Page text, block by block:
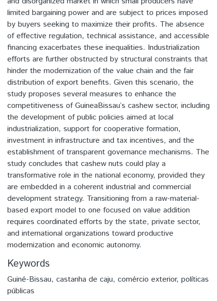
limited bargaining power and are subject to prices imposed
by buyers seeking to maximize their profits. The absence
of effective regulation, technical assistance, and accessible
financing exacerbates these inequalities. Industrialization
efforts are further obstructed by structural constraints that
hinder the modernization of the value chain and the fair
distribution of export benefits. Given this scenario, the
study proposes several measures to enhance the
competitiveness of GuineaBissau’s cashew sector, including
the development of public policies aimed at local
industrialization, support for cooperative formation,
investment in infrastructure and tax incentives, and the
establishment of transparent governance mechanisms. The
study concludes that cashew nuts could play a
transformative role in the national economy, provided they
are embedded in a coherent industrial and commercial
development strategy. Transitioning from a raw-material-
based export model to one focused on value addition
requires coordinated efforts by the state, private sector,
and international organizations toward productive
modernization and economic autonomy.
Keywords
Guiné-Bissau, castanha de caju, comércio exterior, políticas
públicas